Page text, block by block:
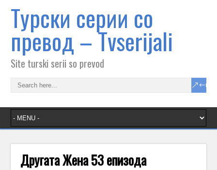
Tурски серии со
превод – Тvserijali
Site turski serii so prevod
Другата Жена 53 епизода